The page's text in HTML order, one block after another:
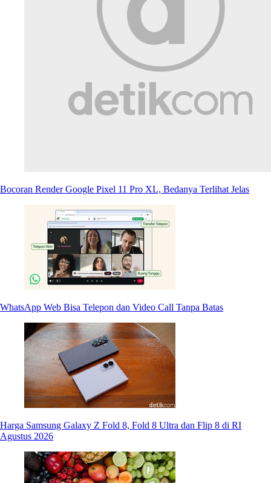
Bocoran Render Google Pixel 11 Pro XL, Bedanya Terlihat Jelas
WhatsApp Web Bisa Telepon dan Video Call Tanpa Batas
Harga Samsung Galaxy Z Fold 8, Fold 8 Ultra dan Flip 8 di RI
Agustus 2026